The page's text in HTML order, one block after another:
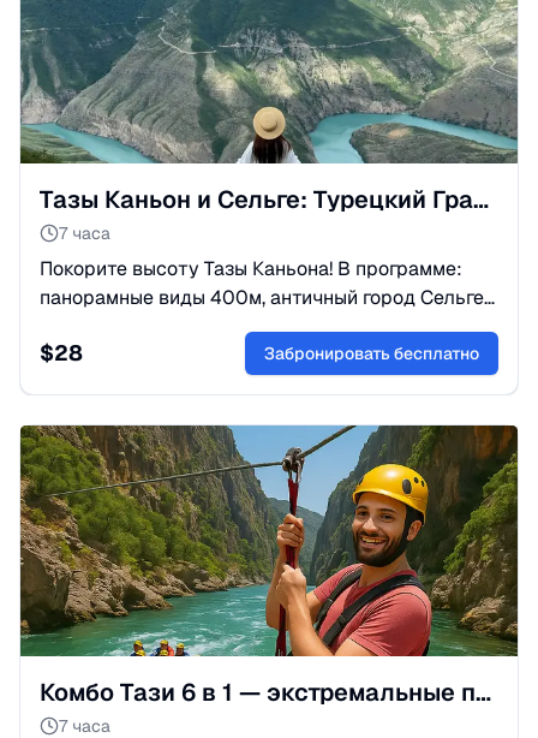
Тазы Каньон и Сельге: Турецкий Гранд-Каньон и Адам Каялар
7 часа
Покорите высоту Тазы Каньона! В программе:
панорамные виды 400м, античный город Сельге
и «скалы-люди» Адам Каялар. Лучшая фото-
экскурсия. Бронируйте приключение!
$28 Забронировать бесплатно
Комбо Тази 6 в 1 — экстремальные приключения и природа
7 часа